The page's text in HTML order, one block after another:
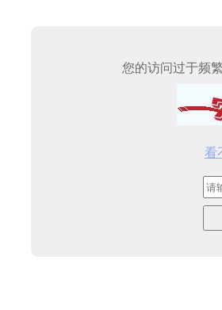
您的访问过于频
看